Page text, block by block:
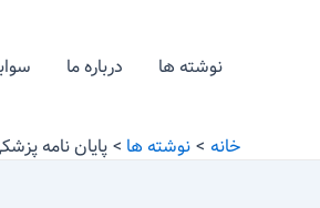
نوشته ها درباره ما
خانه نوشته ها پایان نامه